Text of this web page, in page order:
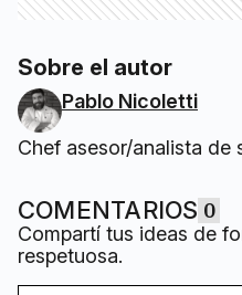
Sobre el autor
Pablo Nicoletti
Chef asesor/analista
COMENTARIOS 0
Compartí tus ideas de
respetuosa.